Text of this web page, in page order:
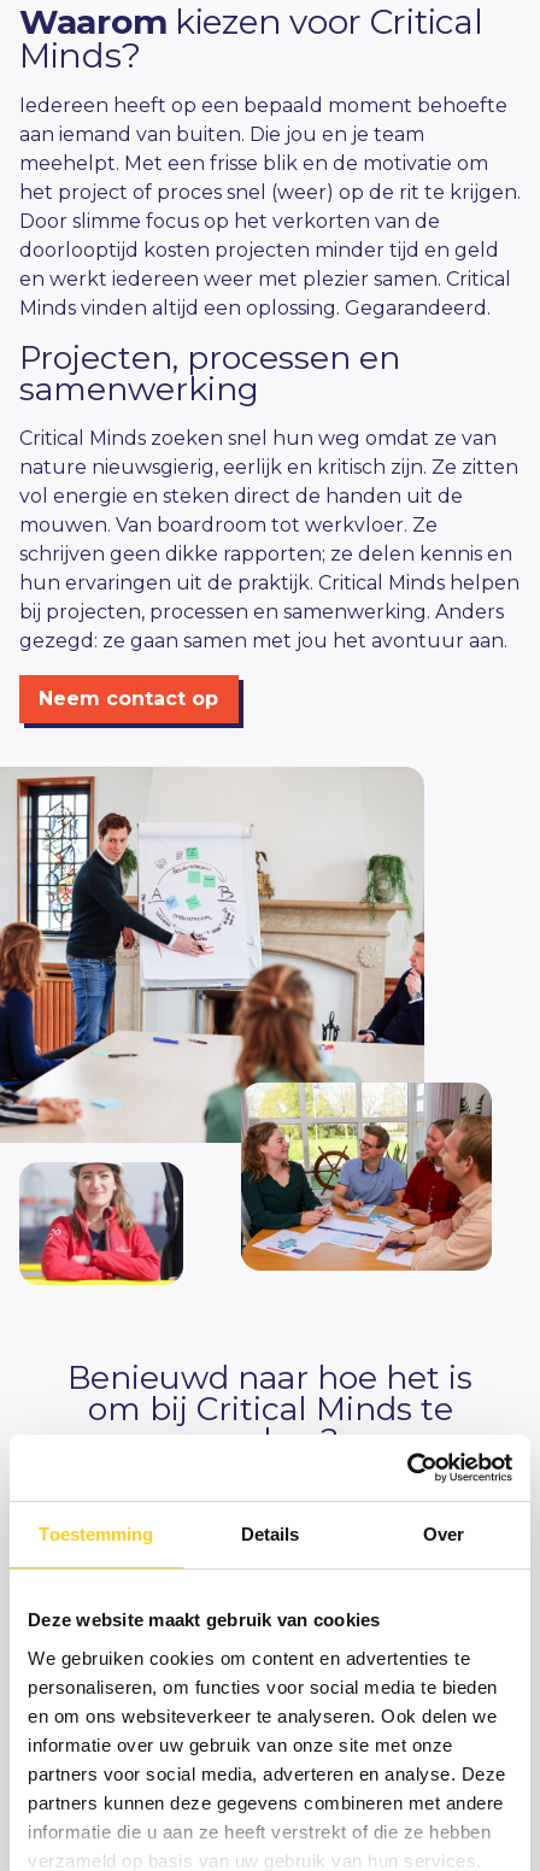
Toestemming Details Over
Deze website maakt gebruik van cookies
We gebruiken cookies om content en advertenties te
personaliseren, om functies voor social media te bieden
en om ons websiteverkeer te analyseren. Ook delen we
informatie over uw gebruik van onze site met onze
partners voor social media, adverteren en analyse. Deze
partners kunnen deze gegevens combineren met andere
informatie die u aan ze heeft verstrekt of die ze hebben
verzameld op basis van uw gebruik van hun services.
Waarom kiezen voor Critical
Minds?
Iedereen heeft op een bepaald moment behoefte
aan iemand van buiten. Die jou en je team
meehelpt. Met een frisse blik en de motivatie om
het project of proces snel (weer) op de rit te krijgen.
Door slimme focus op het verkorten van de
doorlooptijd kosten projecten minder tijd en geld
en werkt iedereen weer met plezier samen. Critical
Minds vinden altijd een oplossing. Gegarandeerd.
Projecten, processen en
samenwerking
Critical Minds zoeken snel hun weg omdat ze van
nature nieuwsgierig, eerlijk en kritisch zijn. Ze zitten
vol energie en steken direct de handen uit de
mouwen. Van boardroom tot werkvloer. Ze
schrijven geen dikke rapporten; ze delen kennis en
hun ervaringen uit de praktijk. Critical Minds helpen
bij projecten, processen en samenwerking. Anders
gezegd: ze gaan samen met jou het avontuur aan.
Neem contact op
Benieuwd naar hoe het is
om bij Critical Minds te
werken?
Bekijk deze video!